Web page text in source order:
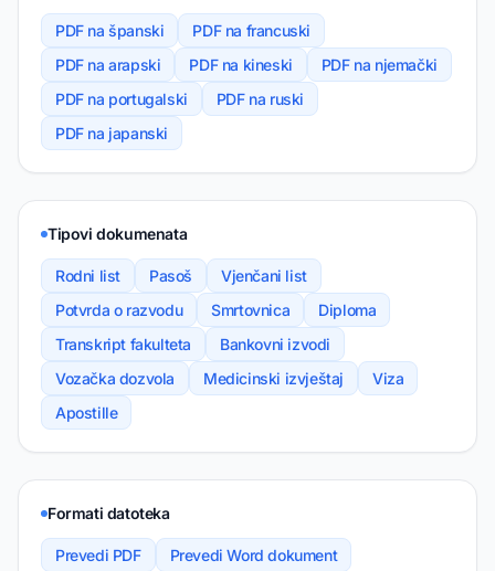
PDF na španski
PDF na francuski
PDF na arapski
PDF na kineski
PDF na njemački
PDF na portugalski
PDF na ruski
PDF na japanski
Tipovi dokumenata
Rodni list Pasoš
Vjenčani list
Potvrda o razvodu
Smrtovnica
Diploma
Transkript fakulteta
Bankovni izvodi
Vozačka dozvola
Medicinski izvještaj
Viza
Apostille
Formati datoteka
Prevedi PDF
Prevedi Word dokument